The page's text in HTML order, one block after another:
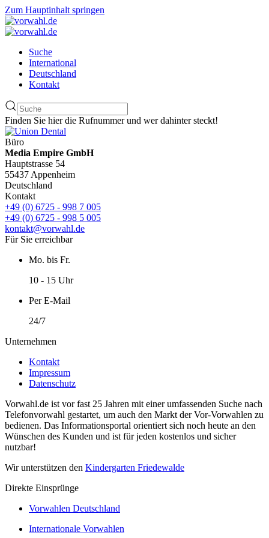
Zum Hauptinhalt springen
Suche
International
Deutschland
Kontakt
Finden Sie hier die Rufnummer und wer dahinter steckt!
Büro
Media Empire GmbH
Hauptstrasse 54
55437 Appenheim
Deutschland
Kontakt
+49 (0) 6725 - 998 7 005
+49 (0) 6725 - 998 5 005
kontakt@vorwahl.de
Für Sie erreichbar
Mo. bis Fr.
10 - 15 Uhr
Per E-Mail
24/7
Unternehmen
Kontakt
Impressum
Datenschutz
Vorwahl.de ist vor fast 25 Jahren mit einer umfassenden Suche nach
Telefonvorwahl gestartet, um auch den Markt der Vor-Vorwahlen zu
bedienen. Das Informationsportal orientiert sich noch heute an den
Wünschen des Kunden und ist für jeden kostenlos und sicher
nutzbar!
Wir unterstützen den Kindergarten Friedewalde
Direkte Einsprünge
Vorwahlen Deutschland
Internationale Vorwahlen